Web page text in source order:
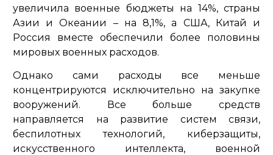
увеличила военные бюджеты на 14%, страны
Азии и Океании – на 8,1%, а США, Китай и
Россия вместе обеспечили более половины
мировых военных расходов.
Однако сами расходы все меньше
концентрируются исключительно на закупке
вооружений. Все больше средств
направляется на развитие систем связи,
беспилотных технологий, киберзащиты,
искусственного интеллекта, военной